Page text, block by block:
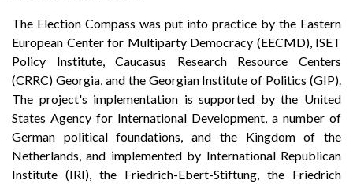
The Election Compass was put into practice by the Eastern
European Center for Multiparty Democracy (EECMD), ISET
Policy Institute, Caucasus Research Resource Centers
(CRRC) Georgia, and the Georgian Institute of Politics (GIP).
The project's implementation is supported by the United
States Agency for International Development, a number of
German political foundations, and the Kingdom of the
Netherlands, and implemented by International Republican
Institute (IRI), the Friedrich-Ebert-Stiftung, the Friedrich